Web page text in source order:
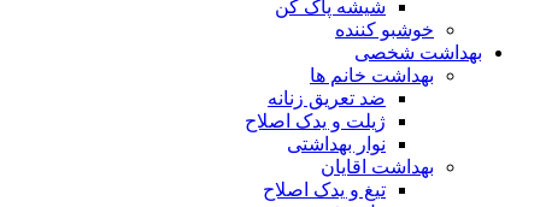
شیشه پاک کن
خوشبو کننده
بهداشت شخصی
بهداشت خانم ها
ضد تعریق زنانه
ژیلت و یدک اصلاح
نوار بهداشتی
بهداشت اقایان
تیغ و یدک اصلاح